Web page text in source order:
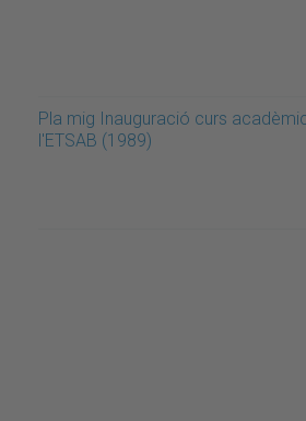
Pla mig Inauguració curs
l'ETSAB (1989)